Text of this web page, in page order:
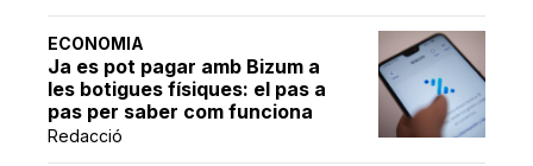
ECONOMIA
Ja es pot pagar amb Bizum a
les botigues físiques: el pas a
pas per saber com funciona
Redacció